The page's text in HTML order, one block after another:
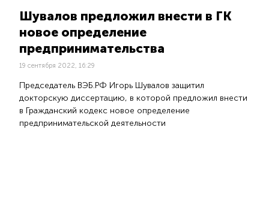
Шувалов предложил внести в ГК
новое определение
предпринимательства
19 сентября 2022, 16:29
Председатель ВЭБ.РФ Игорь Шувалов защитил
докторскую диссертацию, в которой предложил внести
в Гражданский кодекс новое определение
предпринимательской деятельности